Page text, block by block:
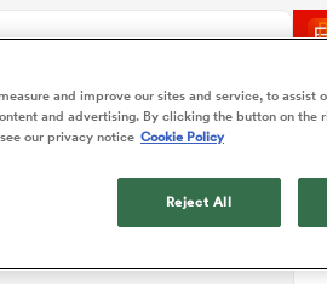
and improve our sites and service, to assist
and advertising. By clicking the button on the
our privacy notice Cookie Policy
Reject All